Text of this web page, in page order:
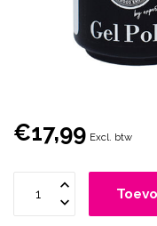
€17,99 Excl. btw